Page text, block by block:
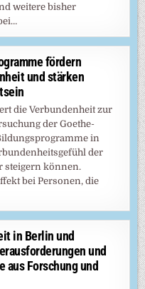
weitere bisher
fördern
und stärken
die Verbundenheit zur
der Goethe-
in
der
steigern können.
bei Personen, die
in Berlin und
und
aus Forschung und